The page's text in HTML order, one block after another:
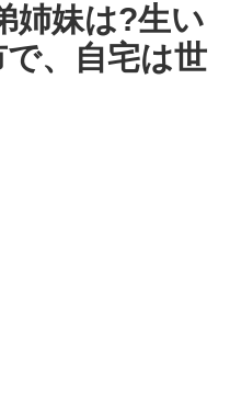
姉妹は?生い
、自宅は世